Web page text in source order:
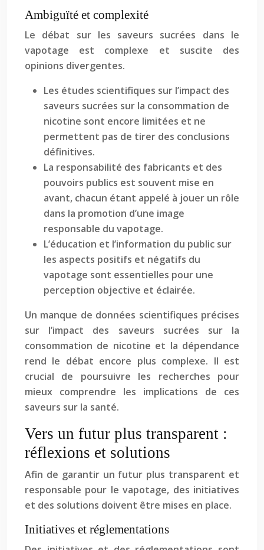
Ambiguïté et complexité
Le débat sur les saveurs sucrées dans le
vapotage est complexe et suscite des
opinions divergentes.
Les études scientifiques sur l’impact des
saveurs sucrées sur la consommation de
nicotine sont encore limitées et ne
permettent pas de tirer des conclusions
définitives.
La responsabilité des fabricants et des
pouvoirs publics est souvent mise en
avant, chacun étant appelé à jouer un rôle
dans la promotion d’une image
responsable du vapotage.
L’éducation et l’information du public sur
les aspects positifs et négatifs du
vapotage sont essentielles pour une
perception objective et éclairée.
Un manque de données scientifiques précises
sur l’impact des saveurs sucrées sur la
consommation de nicotine et la dépendance
rend le débat encore plus complexe. Il est
crucial de poursuivre les recherches pour
mieux comprendre les implications de ces
saveurs sur la santé.
Vers un futur plus transparent :
réflexions et solutions
Afin de garantir un futur plus transparent et
responsable pour le vapotage, des initiatives
et des solutions doivent être mises en place.
Initiatives et réglementations